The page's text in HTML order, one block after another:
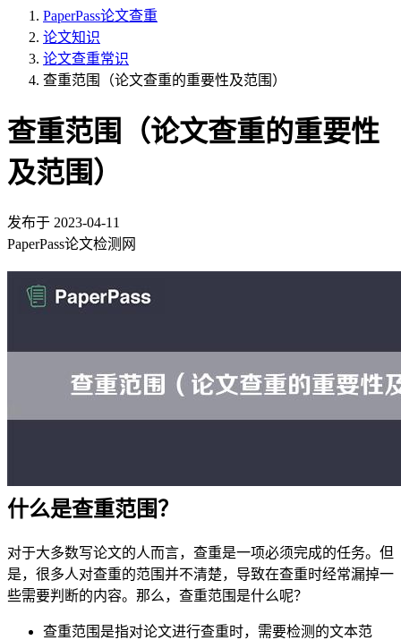
PaperPass论文查重
论文知识
论文查重常识
查重范围（论文查重的重要性及范围）
查重范围（论文查重的重要性
及范围）
发布于 2023-04-11
PaperPass论文检测网
什么是查重范围？
对于大多数写论文的人而言，查重是一项必须完成的任务。但
是，很多人对查重的范围并不清楚，导致在查重时经常漏掉一
些需要判断的内容。那么，查重范围是什么呢？
查重范围是指对论文进行查重时，需要检测的文本范